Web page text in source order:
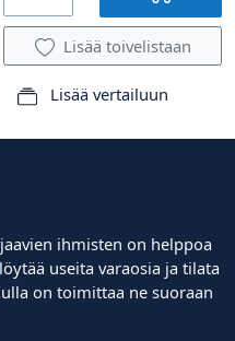
Lisää toivelistaan
Lisää vertailuun
ihmisten on helppoa
useita varaosia ja tilata
on toimittaa ne suoraan